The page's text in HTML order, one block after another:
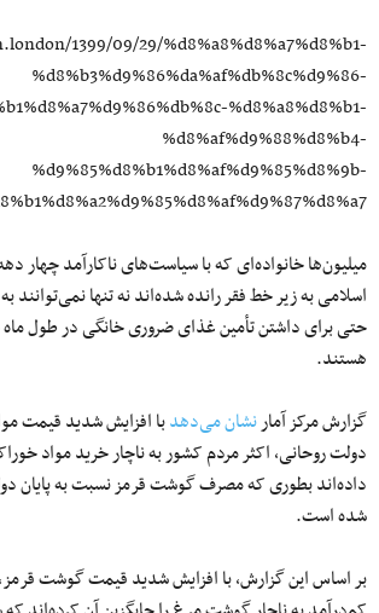
1399/09/29/%d8%a8%d8%a7%d8%b1-
%d8%b3%d9%86%da%af%db%8c%d9%86-
%d8%a8%d8%b1-
%d8%af%d9%88%d8%b4-
%d9%85%d8%b1%d8%af%d9%85%d8%9b-
میلیون‌ها خانواده‌ای که با سیاست‌های ناکارآمد
اسلامی به زیر خط فقر رانده شده‌اند نه تنها نمی‌توانند
حتی برای داشتن تأمین غذای ضروری خانگی در طول ماه
هستند.
گزارش مرکز آمارنشان می‌دهدبا افزایش شدید قیمت
دولت روحانی، اکثر مردم کشور به ناچار خرید مواد
داده‌اند بطوری که مصرف گوشت قرمز نسبت به پایان
شده است.
بر اساس این گزارش، با افزایش شدید قیمت گوشت